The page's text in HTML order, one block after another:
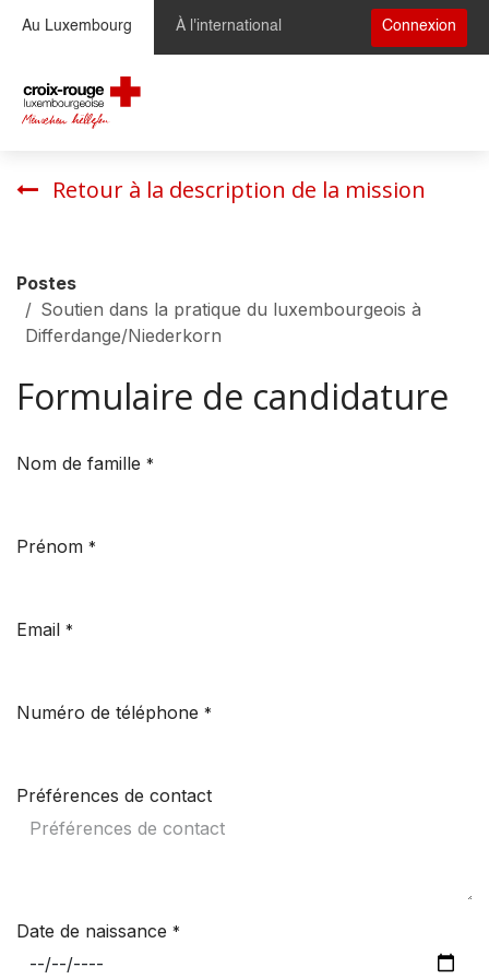
Au Luxembourg À l'international Connexion
Retour à la description de la mission
Postes
Soutien dans la pratique du luxembourgeois à
Differdange/Niederkorn
Formulaire de candidature
Nom de famille *
Prénom *
Email *
Numéro de téléphone *
Préférences de contact
Date de naissance *